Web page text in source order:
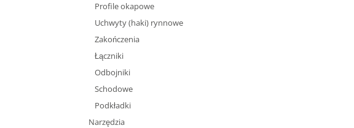
Profile okapowe
Uchwyty (haki) rynnowe
Zakończenia
Łączniki
Odbojniki
Schodowe
Podkładki
Narzędzia